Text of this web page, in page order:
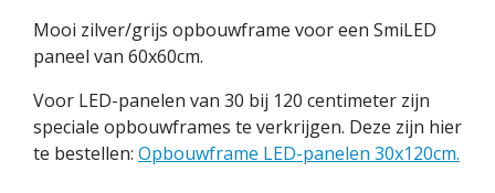
Mooi zilver/grijs opbouwframe voor een SmiLED
paneel van 60x60cm.
Voor LED-panelen van 30 bij 120 centimeter zijn
speciale opbouwframes te verkrijgen. Deze zijn hier
te bestellen: Opbouwframe LED-panelen 30x120cm.